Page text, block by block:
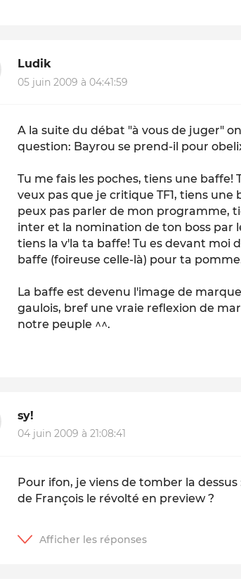
Ludik
05 juin 2009 à 04:41:59
A la suite du débat "à vous de juger"
question: Bayrou se prend-il pour
Tu me fais les poches, tiens une
veux pas que je critique TF1, tiens une
peux pas parler de mon programme,
inter et la nomination de ton boss par
tiens la v'la ta baffe! Tu es devant moi
baffe (foireuse celle-là) pour ta
La baffe est devenu l'image de
gaulois, bref une vraie reflexion de
notre peuple ^^.
sy!
04 juin 2009 à 21:08:41
Pour ifon, je viens de tomber la
de François le révolté en preview ?